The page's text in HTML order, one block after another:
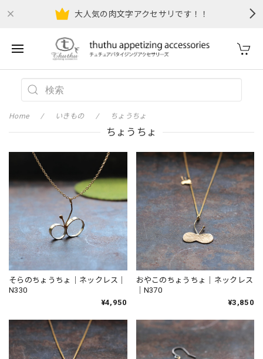
大人気の肉文字アクセサリです！！
Home いきもの ちょうちょ
ちょうちょ
そらのちょうちょ｜ネックレス｜
N330
¥4,950
おやこのちょうちょ｜ネックレス
｜N370
¥3,850